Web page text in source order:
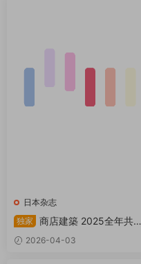
日本杂志
独家
商店建築 2025全年共12
本 PDF SHOTENKENCHIKU
2026-04-03